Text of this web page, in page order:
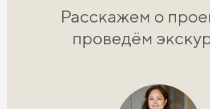
Расскажем о
проведём